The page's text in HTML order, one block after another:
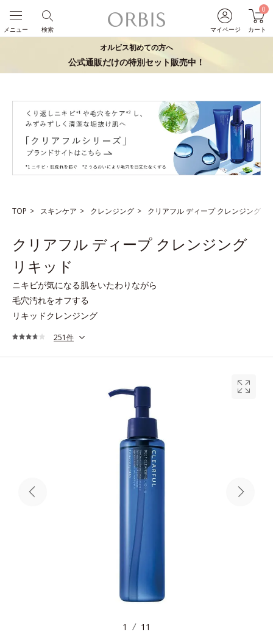
マイページ
0
カート
検索
メニュー
オルビス初めての方へ
公式通販だけの特別セット販売中！
TOP スキンケア クレンジング クリアフル ディープ クレンジング リ
クリアフル ディープ クレンジング
リキッド
ニキビが気になる肌をいたわりながら
毛穴汚れをオフする
リキッドクレンジング
251件
1 11